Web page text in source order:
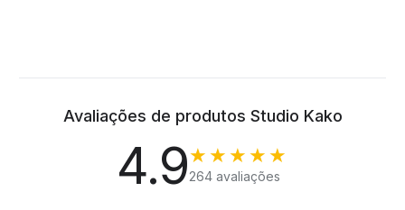
Avaliações de produtos Studio Kako
4.9★★★★★
264 avaliações